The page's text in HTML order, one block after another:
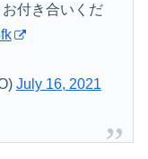
付き合いくだ
July 16, 2021